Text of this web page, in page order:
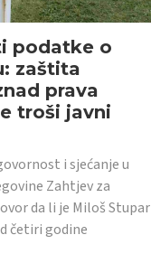
podatke o
zaštita
prava
troši javni
i sjećanje u
Zahtjev za
da li je Miloš Stupar
četiri godine